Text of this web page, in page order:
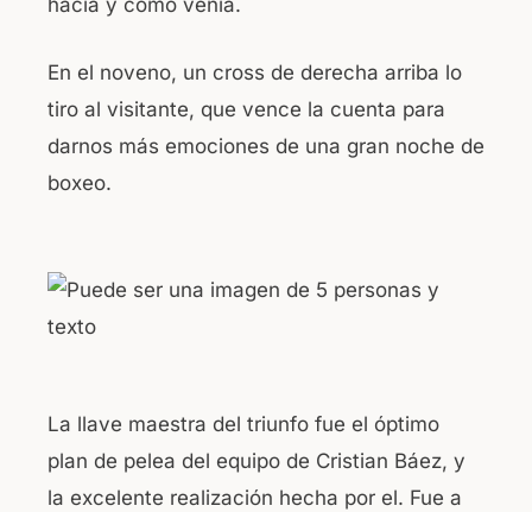
hacía y como venía.
En el noveno, un cross de derecha arriba lo
tiro al visitante, que vence la cuenta para
darnos más emociones de una gran noche de
boxeo.
La llave maestra del triunfo fue el óptimo
plan de pelea del equipo de Cristian Báez, y
la excelente realización hecha por el. Fue a